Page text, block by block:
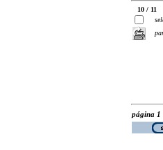
10 / 11
página 1